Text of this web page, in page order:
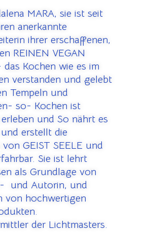
MARA, sie ist seit
anerkannte
ihrer erschaffenen,
REINEN VEGAN
Kochen wie es im
verstanden und gelebt
Tempeln und
so- Kochen ist
und So nährt es
erstellt die
GEIST SEELE und
Sie ist lehrt
als Grundlage von
und Autorin, und
von hochwertigen
der Lichtmasters.